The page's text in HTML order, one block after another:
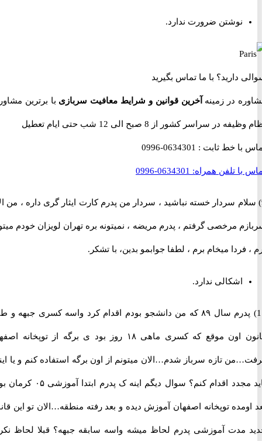
نوشتن ضرورت ندارد.
دارید؟ با ما تماس بگیرید
در زمینهآخرین قوانین و شرایط معافیت سربازیبا برترین مشاوران
در سراسر کشور از 8 صبح الی 12 شب حتی ایام تعطیل
با خط ثابت :0634301-0996
تلفن همراه:0634301-0996
سردار خسته نباشید ، سردار من پدرم کارت ایثار گری داره ، من الان
مرخصی گرفتم ، پدرم مریضه ، نمیتونه بره تهران لویزان خودم میتونم
میخام برم ، لطفا جوابمو بدین، با تشکر.
اشکالی ندارد.
11) پدرم سال ۸۹ که من دانشجو بودم اقدام کرد واسه کسری جبهه و طبق
قانون اون موقع که کسری ماهی ۱۸ روز بود ی برگه از توپخانه اصفهان
تازه سرباز شدم…الان میتونم از اون برگه استفاده کنم و یا اینکه
باید مجدد اقدام کنم؟ سوال دیگم اینه ک پدرم ابتدا آموزشی ۰۵ کرمان بوده
توپخانه اصفهان آموزش دیده و بعد رفته منطقه…الان تو این قانون
آموزشی پدرم لحاظ میشه واسه سابقه جبهه؟ قبلا لحاظ نکرده